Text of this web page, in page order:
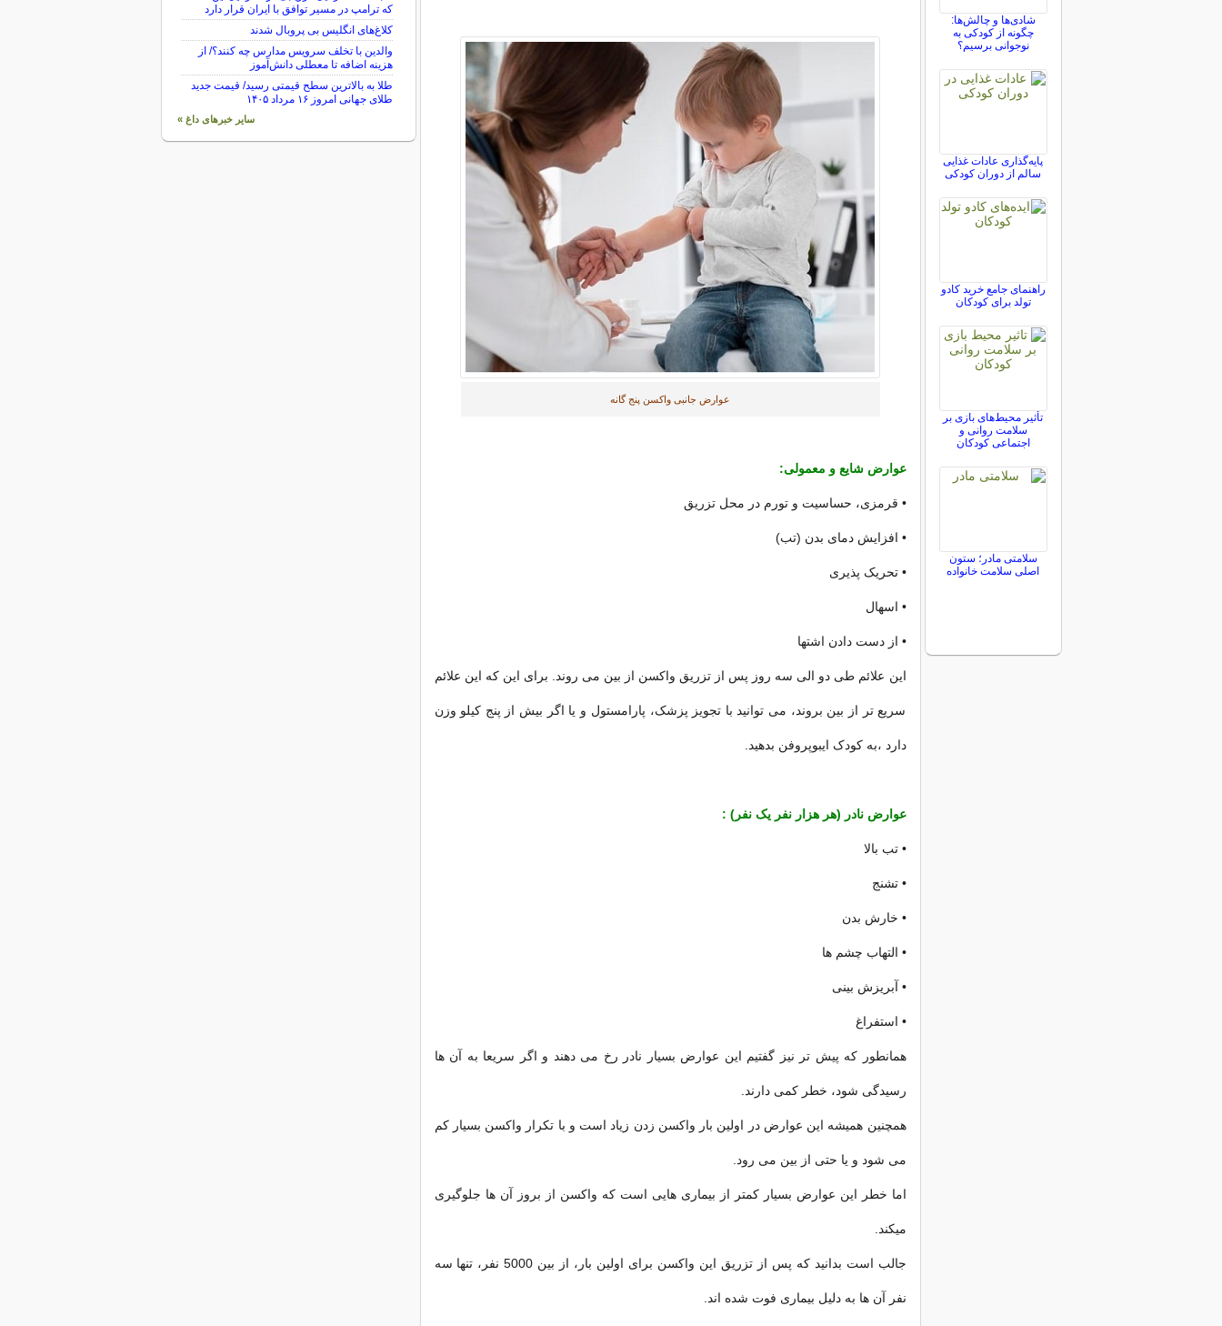
عوارض جانبی واکسن پنج گانه
عوارض شایع و معمولی:
• قرمزی، حساسیت و تورم در محل تزریق
• افزایش دمای بدن (تب)
• تحریک پذیری
• اسهال
• از دست دادن اشتها
این علائم طی دو الی سه روز پس از تزریق واکسن از بین می روند. برای این که این علائم
سریع تر از بین بروند، می توانید با تجویز پزشک، پارامستول و یا اگر بیش از پنج کیلو وزن
دارد ،به کودک ایبوپروفن بدهید.
عوارض نادر (هر هزار نفر یک نفر) :
• تب بالا
• تشنج
• خارش بدن
• التهاب چشم ها
• آبریزش بینی
• استفراغ
همانطور که پیش تر نیز گفتیم این عوارض بسیار نادر رخ می دهند و اگر سریعا به آن ها
رسیدگی شود، خطر کمی دارند.
همچنین همیشه این عوارض در اولین بار واکسن زدن زیاد است و با تکرار واکسن بسیار کم
می شود و یا حتی از بین می رود.
اما خطر این عوارض بسیار کمتر از بیماری هایی است که واکسن از بروز آن ها جلوگیری
میکند.
جالب است بدانید که پس از تزریق این واکسن برای اولین بار، از بین 5000 نفر، تنها سه
نفر آن ها به دلیل بیماری فوت شده اند.
شادی‌ها و چالش‌ها:
چگونه از کودکی به
نوجوانی برسیم؟
پایه‌گذاری عادات غذایی
سالم از دوران کودکی
راهنمای جامع خرید کادو
تولد برای کودکان
تأثیر محیط‌های بازی بر
سلامت روانی و
اجتماعی کودکان
سلامتی مادر؛ ستون
اصلی سلامت خانواده
که ترامپ در مسیر توافق با ایران قرار دارد
کلاغ‌های انگلیس بی پروبال شدند
والدین با تخلف سرویس مدارس چه کنند؟/ از
هزینه اضافه تا معطلی دانش‌آموز
طلا به بالاترین سطح قیمتی رسید/ قیمت جدید
طلای جهانی امروز ۱۶ مرداد ۱۴۰۵
سایر خبرهای داغ »